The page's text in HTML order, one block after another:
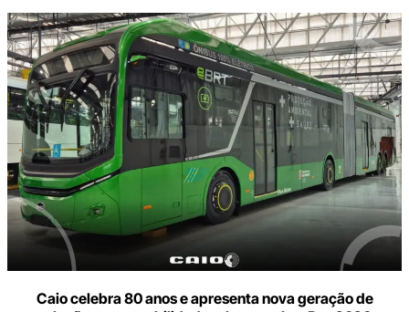
Caio celebra 80 anos e apresenta nova geração de